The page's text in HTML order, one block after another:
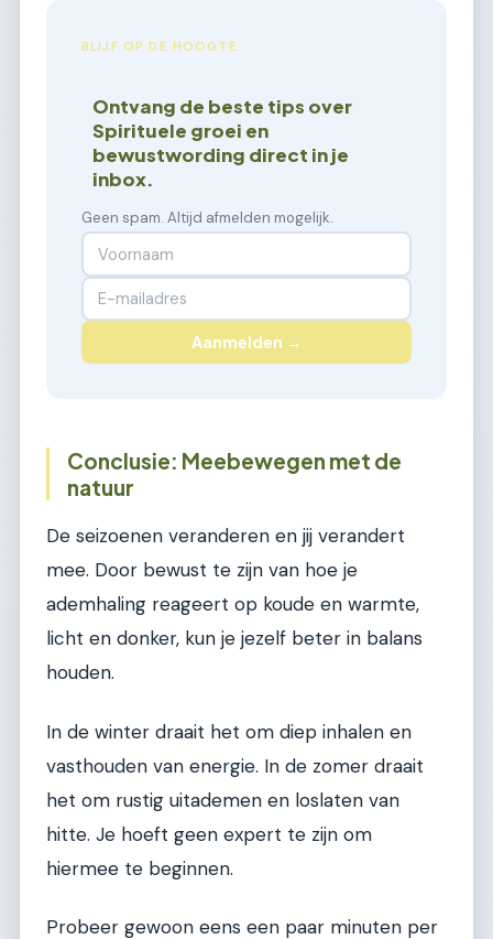
BLIJF OP DE HOOGTE
Ontvang de beste tips over
Spirituele groei en
bewustwording direct in je
inbox.
Geen spam. Altijd afmelden mogelijk.
Aanmelden →
Conclusie: Meebewegen met de
natuur
De seizoenen veranderen en jij verandert
mee. Door bewust te zijn van hoe je
ademhaling reageert op koude en warmte,
licht en donker, kun je jezelf beter in balans
houden.
In de winter draait het om diep inhalen en
vasthouden van energie. In de zomer draait
het om rustig uitademen en loslaten van
hitte. Je hoeft geen expert te zijn om
hiermee te beginnen.
Probeer gewoon eens een paar minuten per